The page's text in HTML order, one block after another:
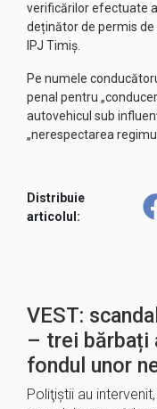
verificărilor efectuate
deținător de permis
IPJ Timiș.
Pe numele
penal pentru
autovehicul sub
„nerespectarea
Distribuie
articolul:
VEST:
– trei bărbați
fondul unor
Poliţiştii au